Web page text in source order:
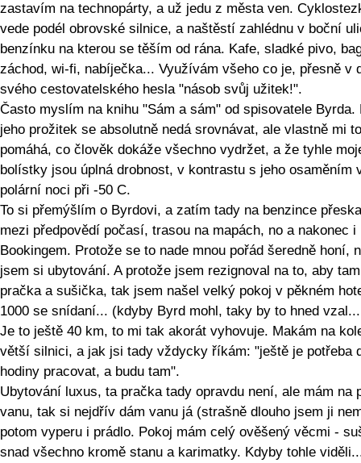
zastavím na technopárty, a už jedu z města ven.
vede podél obrovské silnice, a naštěstí zahlédnu v boční
benzínku na kterou se těším od rána. Kafe, sladké pivo,
záchod, wi-fi, nabíječka... Využívám všeho co je, přesně v
svého cestovatelského hesla "násob svůj užitek!".
Často myslím na knihu "Sám a sám" od spisovatele Byrda.
jeho prožitek se absolutně nedá srovnávat, ale vlastně mi
pomáhá, co člověk dokáže všechno vydržet, a že tyhle
bolístky jsou úplná drobnost, v kontrastu s jeho osaměním
polární noci při -50 C.
To si přemýšlím o Byrdovi, a zatím tady na benzince
mezi předpovědí počasí, trasou na mapách, no a nakonec i
Bookingem. Protože se to nade mnou pořád šeredně honí,
jsem si ubytování. A protože jsem rezignoval na to, aby
pračka a sušička, tak jsem našel velký pokoj v pěkném
1000 se snídaní... (kdyby Byrd mohl, taky by to hned
Je to ještě 40 km, to mi tak akorát vyhovuje. Makám na
větší silnici, a jak jsi tady vždycky říkám: "ještě je potřeba
hodiny pracovat, a budu tam".
Ubytování luxus, ta pračka tady opravdu není, ale mám na
vanu, tak si nejdřív dám vanu já (strašně dlouho jsem ji
potom vyperu i prádlo. Pokoj mám celý ověšený věcmi -
snad všechno kromě stanu a karimatky. Kdyby tohle